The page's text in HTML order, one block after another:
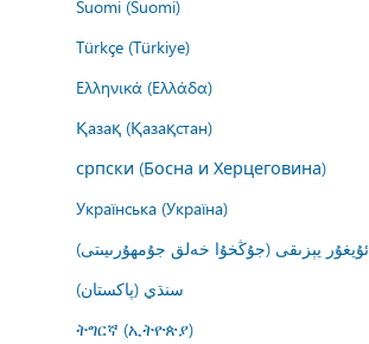
Suomi (Suomi)
Türkçe (Türkiye)
Ελληνικά (Ελλάδα)
Қазақ (Қазақстан)
српски (Босна и Херцеговина)
Українська (Україна)
ئۇيغۇر يېزىقى (جۇڭخۇا خەلق جۇمھۇرىيىتى)
سنڌي (پاکستان)
ትግርኛ (ኢትዮጵያ)